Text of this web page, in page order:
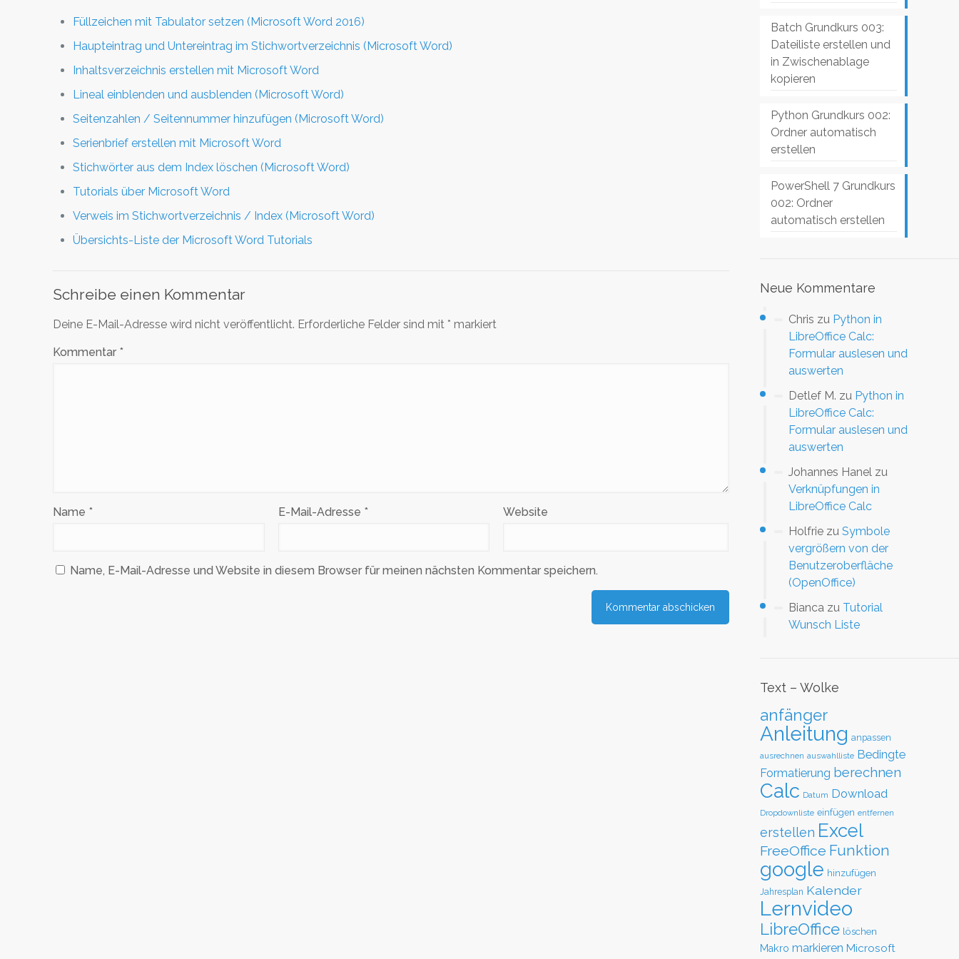
Füllzeichen mit Tabulator setzen (Microsoft Word 2016)
Haupteintrag und Untereintrag im Stichwortverzeichnis (Microsoft Word)
Inhaltsverzeichnis erstellen mit Microsoft Word
Lineal einblenden und ausblenden (Microsoft Word)
Seitenzahlen / Seitennummer hinzufügen (Microsoft Word)
Serienbrief erstellen mit Microsoft Word
Stichwörter aus dem Index löschen (Microsoft Word)
Tutorials über Microsoft Word
Verweis im Stichwortverzeichnis / Index (Microsoft Word)
Übersichts-Liste der Microsoft Word Tutorials
Schreibe einen Kommentar
Deine E-Mail-Adresse wird nicht veröffentlicht. Erforderliche Felder sind mit * markiert
Kommentar *
Name * E-Mail-Adresse * Website
Name, E-Mail-Adresse und Website in diesem Browser für meinen nächsten Kommentar speichern.
Batch Grundkurs 003:
Dateiliste erstellen und
in Zwischenablage
kopieren
Python Grundkurs 002:
Ordner automatisch
erstellen
PowerShell 7 Grundkurs
002: Ordner
automatisch erstellen
Neue Kommentare
Chris zu Python in
LibreOffice Calc:
Formular auslesen und
auswerten
Detlef M. zu Python in
LibreOffice Calc:
Formular auslesen und
auswerten
Johannes Hanel zu
Verknüpfungen in
LibreOffice Calc
Holfrie zu Symbole
vergrößern von der
Benutzeroberfläche
(OpenOffice)
Bianca zu Tutorial
Wunsch Liste
Text – Wolke
anfänger
Anleitung anpassen
ausrechnen auswahlliste Bedingte
Formatierung berechnen
Calc Datum Download
Dropdownliste einfügen entfernen
erstellen Excel
FreeOffice Funktion
google hinzufügen
Jahresplan Kalender
Lernvideo
LibreOffice löschen
Makro markieren Microsoft